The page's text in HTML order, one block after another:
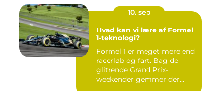
10. sep
Hvad kan vi lære af Formel
1-teknologi?
Formel 1 er meget mere end
racerløb og fart. Bag de
glitrende Grand Prix-
weekender gemmer der...